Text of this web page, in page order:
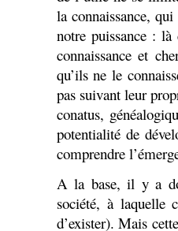
la connaissance,
notre puissance :
connaissance et
qu’ils ne le
pas suivant leur
conatus,
potentialité de
comprendre
A la base, il y a
société, à laquelle
d’exister). Mais